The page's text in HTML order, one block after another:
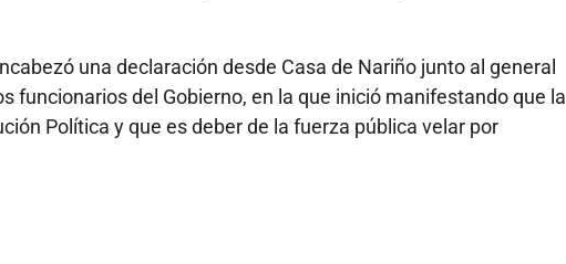
una declaración desde Casa de Nariño junto al general
funcionarios del Gobierno, en la que inició manifestando que la
Política y que es deber de la fuerza pública velar por